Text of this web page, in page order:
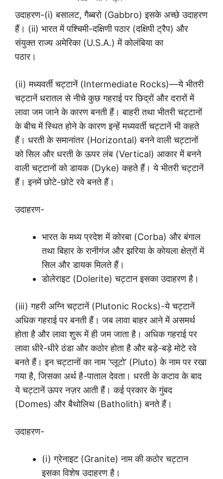
उदाहरण-(i) बसालट, गैब्बरो (Gabbro) इसके अच्छे उदाहरण
हैं। (ii) भारत में पश्चिमी-दक्षिणी पठार (दक्षिपी ट्रैप) और
संयुक्त राज्य अमेरिका (U.S.A.) में कोलंबिया का
पठार।
(ii) मध्यवर्ती चट्टानें (Intermediate Rocks)—ये भीतरी
चट्टानें धरातल से नीचे कुछ गहराई पर छिद्रों और दरारों में
लावा जम जाने के कारण बनती हैं। बाहरी तथा भीतरी चट्टानों
के बीच में स्थित होने के कारण इन्हें मध्यवर्ती चट्टानें भी कहते
हैं। धरती के समानांतर (Horizontal) बनने वाली चट्टानों
को सिल और धरती के ऊपर लंब (Vertical) आकार में बनने
वाली चट्टानों को डायक (Dyke) कहते हैं। ये भीतरी चट्टानें
हैं। इनमें छोटे-छोटे रवे बनते हैं।
उदाहरण-
भारत के मध्य प्रदेश में कोरबा (Corba) और बंगाल
तथा बिहार के रानीगंज और झरिया के कोयला क्षेत्रों में
सिल और डायक मिलते हैं।
डोलेराइट (Dolerite) चट्टान इसका उदाहरण है।
(iii) गहरी अग्नि चट्टानें (Plutonic Rocks)-ये चट्टानें
अधिक गहराई पर बनती हैं। जब लावा बाहर आने में असमर्थ
होता है और लावा शुरू में ही जम जाता है। अधिक गहराई पर
लावा धीरे-धीरे ठंडा और कठोर होता है और बड़े-बड़े मोटे रवे
बनते हैं। इन चट्टानों का नाम ‘प्लूटो’ (Pluto) के नाम पर रखा
गया है, जिसका अर्थ है-पाताल देवता। धरती के कटाव के बाद
ये चट्टानें ऊपर नज़र आती हैं। कई प्रकार के गुंबद
(Domes) और बैथोलिथ (Batholith) बनते हैं।
उदाहरण-
(i) ग्रेनाइट (Granite) नाम की कठोर चट्टान
इसका विशेष उदाहरण है।